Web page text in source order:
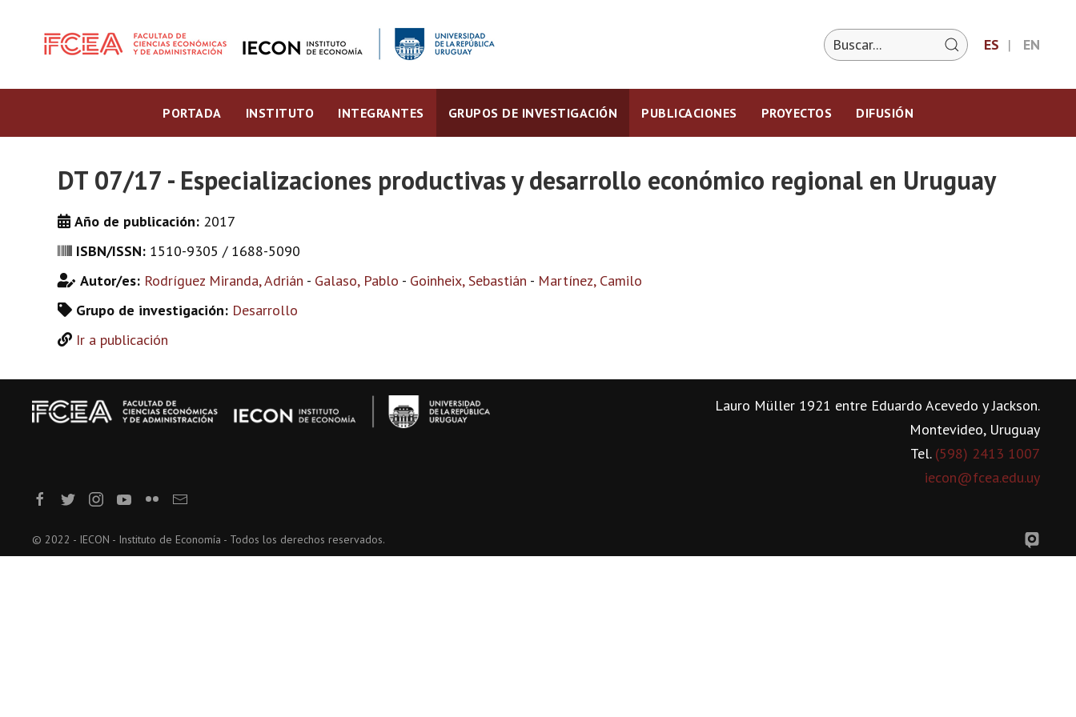
ES EN
PORTADA INSTITUTO INTEGRANTES GRUPOS DE INVESTIGACIÓN PUBLICACIONES PROYECTOS DIFUSIÓN
DT 07/17 - Especializaciones productivas y desarrollo económico regional en Uruguay
Año de publicación: 2017
ISBN/ISSN: 1510-9305 / 1688-5090
Autor/es: Rodríguez Miranda, Adrián - Galaso, Pablo - Goinheix, Sebastián - Martínez, Camilo
Grupo de investigación: Desarrollo
Ir a publicación
Lauro Müller 1921 entre Eduardo Acevedo y Jackson.
Montevideo, Uruguay
Tel. (598) 2413 1007
iecon@fcea.edu.uy
© 2022 - IECON - Instituto de Economía - Todos los derechos reservados.